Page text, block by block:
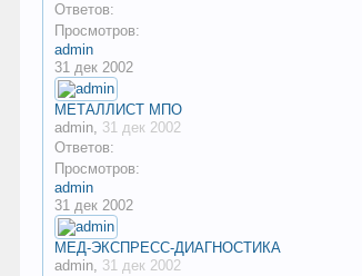
Ответов:
Просмотров:
admin
31 дек 2002
МЕТАЛЛИСТ МПО
admin, 31 дек 2002
Ответов:
Просмотров:
admin
31 дек 2002
МЕД-ЭКСПРЕСС-ДИАГНОСТИКА
admin, 31 дек 2002